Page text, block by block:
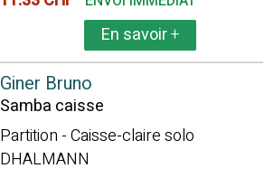
En savoir+
Giner Bruno
Samba caisse
Partition - Caisse-claire solo
DHALMANN